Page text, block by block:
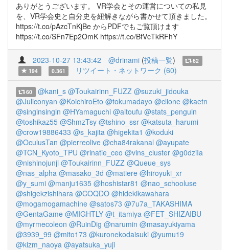
ありがとうございます。 VR学会とその運営についての私見
を、VR学会史と自分史を紐解きながら書かせて頂きました。
https://t.co/pAzcTnKjBe からPDFでもご覧頂けます
https://t.co/SFn7Ep2OmK https://t.co/BfVcTkRFhY
2023-10-27 13:43:42 @drinami (投稿一覧)
62
194
0.361 リツイート・ネットワーク (60)
60 @kani_s @Toukairinn_FUZZ @suzuki_jidouka
@Juliconyan @KoichiroEto @tokumadayo @clione @kaetn
@singinsingin @HYamaguchi @aitoufu @stats_penguin
@toshikaz55 @ShmzTsy @tshino_ssr @katsuta_harumi
@crow19886433 @s_kajita @higekita1 @koduki
@OculusTan @pierreolive @cha84rakanal @ayupate
@TCN_Kyoto_TPU @rinatie_ceo @vins_cluster @g0dziIa
@nishinojunji @Toukairinn_FUZZ @Queue_sys
@nas_alpha @masako_3d @matiere @hiroyuki_xr
@y_sumi @manju1635 @hoshistar81 @nao_schooluse
@shigekzishihara @COQDO @hidekikawahara
@mogamogamachine @satos73 @7u7a_TAKASHIMA
@GentaGame @MIGHTLY @t_itamiya @FET_SHIZAIBU
@myrmecoleon @RuinDig @narumin @masayukiyama
@3939_99 @mito173 @kuronekodaisuki @yumu19
@kizm_naoya @ayatsuka_yuji